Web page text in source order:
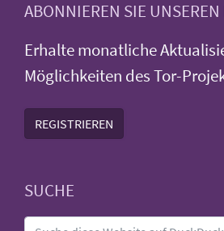
ABONNIEREN SIE
Erhalte monatliche
Möglichkeiten des Tor-
REGISTRIEREN
SUCHE